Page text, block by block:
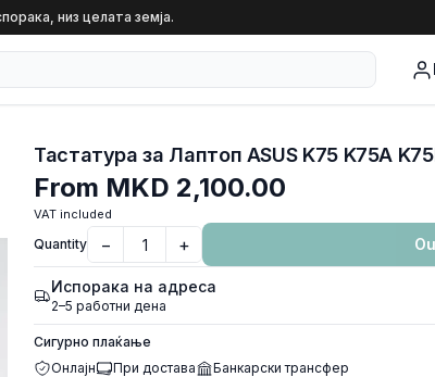
низ целата земја.
Тастатура за Лаптоп ASUS K75 K75A
From MKD 2,100.00
VAT included
Quantity − +
Испорака на адреса
2–5 работни дена
Сигурно плаќање
Онлајн
При достава Банкарски трансфер